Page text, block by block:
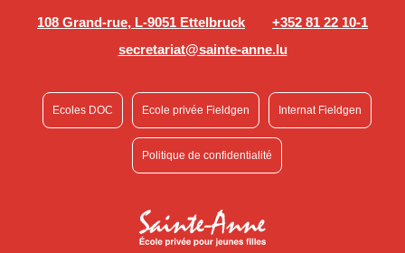
108 Grand-rue, L-9051 Ettelbruck
+352 81 22 10-1
secretariat@sainte-anne.lu
Ecoles DOC Ecole privée Fieldgen Internat Fieldgen
Politique de confidentialité